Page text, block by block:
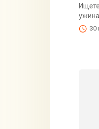
30